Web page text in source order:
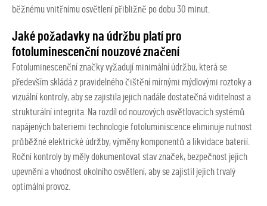
běžnému vnitřnímu osvětlení přibližně po dobu 30 minut.
Jaké požadavky na údržbu platí pro
fotoluminescenční nouzové značení
Fotoluminescenční značky vyžadují minimální údržbu, která se
především skládá z pravidelného čištění mírnými mýdlovými roztoky a
vizuální kontroly, aby se zajistila jejich nadále dostatečná viditelnost a
strukturální integrita. Na rozdíl od nouzových osvětlovacích systémů
napájených bateriemi technologie fotoluminiscence eliminuje nutnost
průběžné elektrické údržby, výměny komponentů a likvidace baterií.
Roční kontroly by měly dokumentovat stav značek, bezpečnost jejich
upevnění a vhodnost okolního osvětlení, aby se zajistil jejich trvalý
optimální provoz.